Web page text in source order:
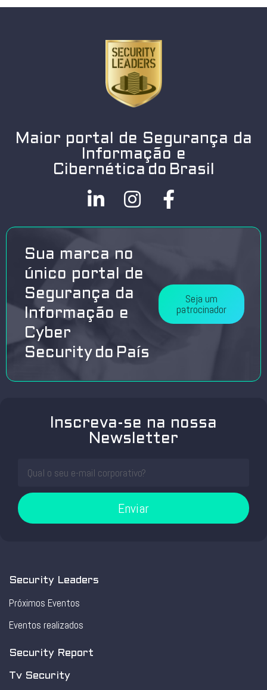
Maior portal de Segurança da
Informação e
Cibernética do Brasil
Sua marca no
único portal de
Segurança da
Informação e
Cyber
Security do País
Seja um
patrocinador
Inscreva-se na nossa
Newsletter
Enviar
Security Leaders
Próximos Eventos
Eventos realizados
Security Report
Tv Security